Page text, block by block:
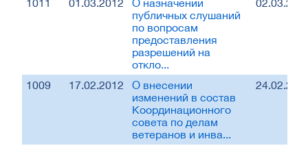
1011 01.03.2012
О назначении
публичных слушаний
по вопросам
предоставления
разрешений на
откло...
1009 17.02.2012
О внесении
изменений в состав
Координационного
совета по делам
ветеранов и инва...